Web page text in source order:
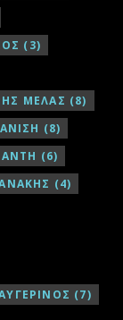
(3)
ΜΕΛΑΣ (8)
(8)
(6)
(4)
(7)